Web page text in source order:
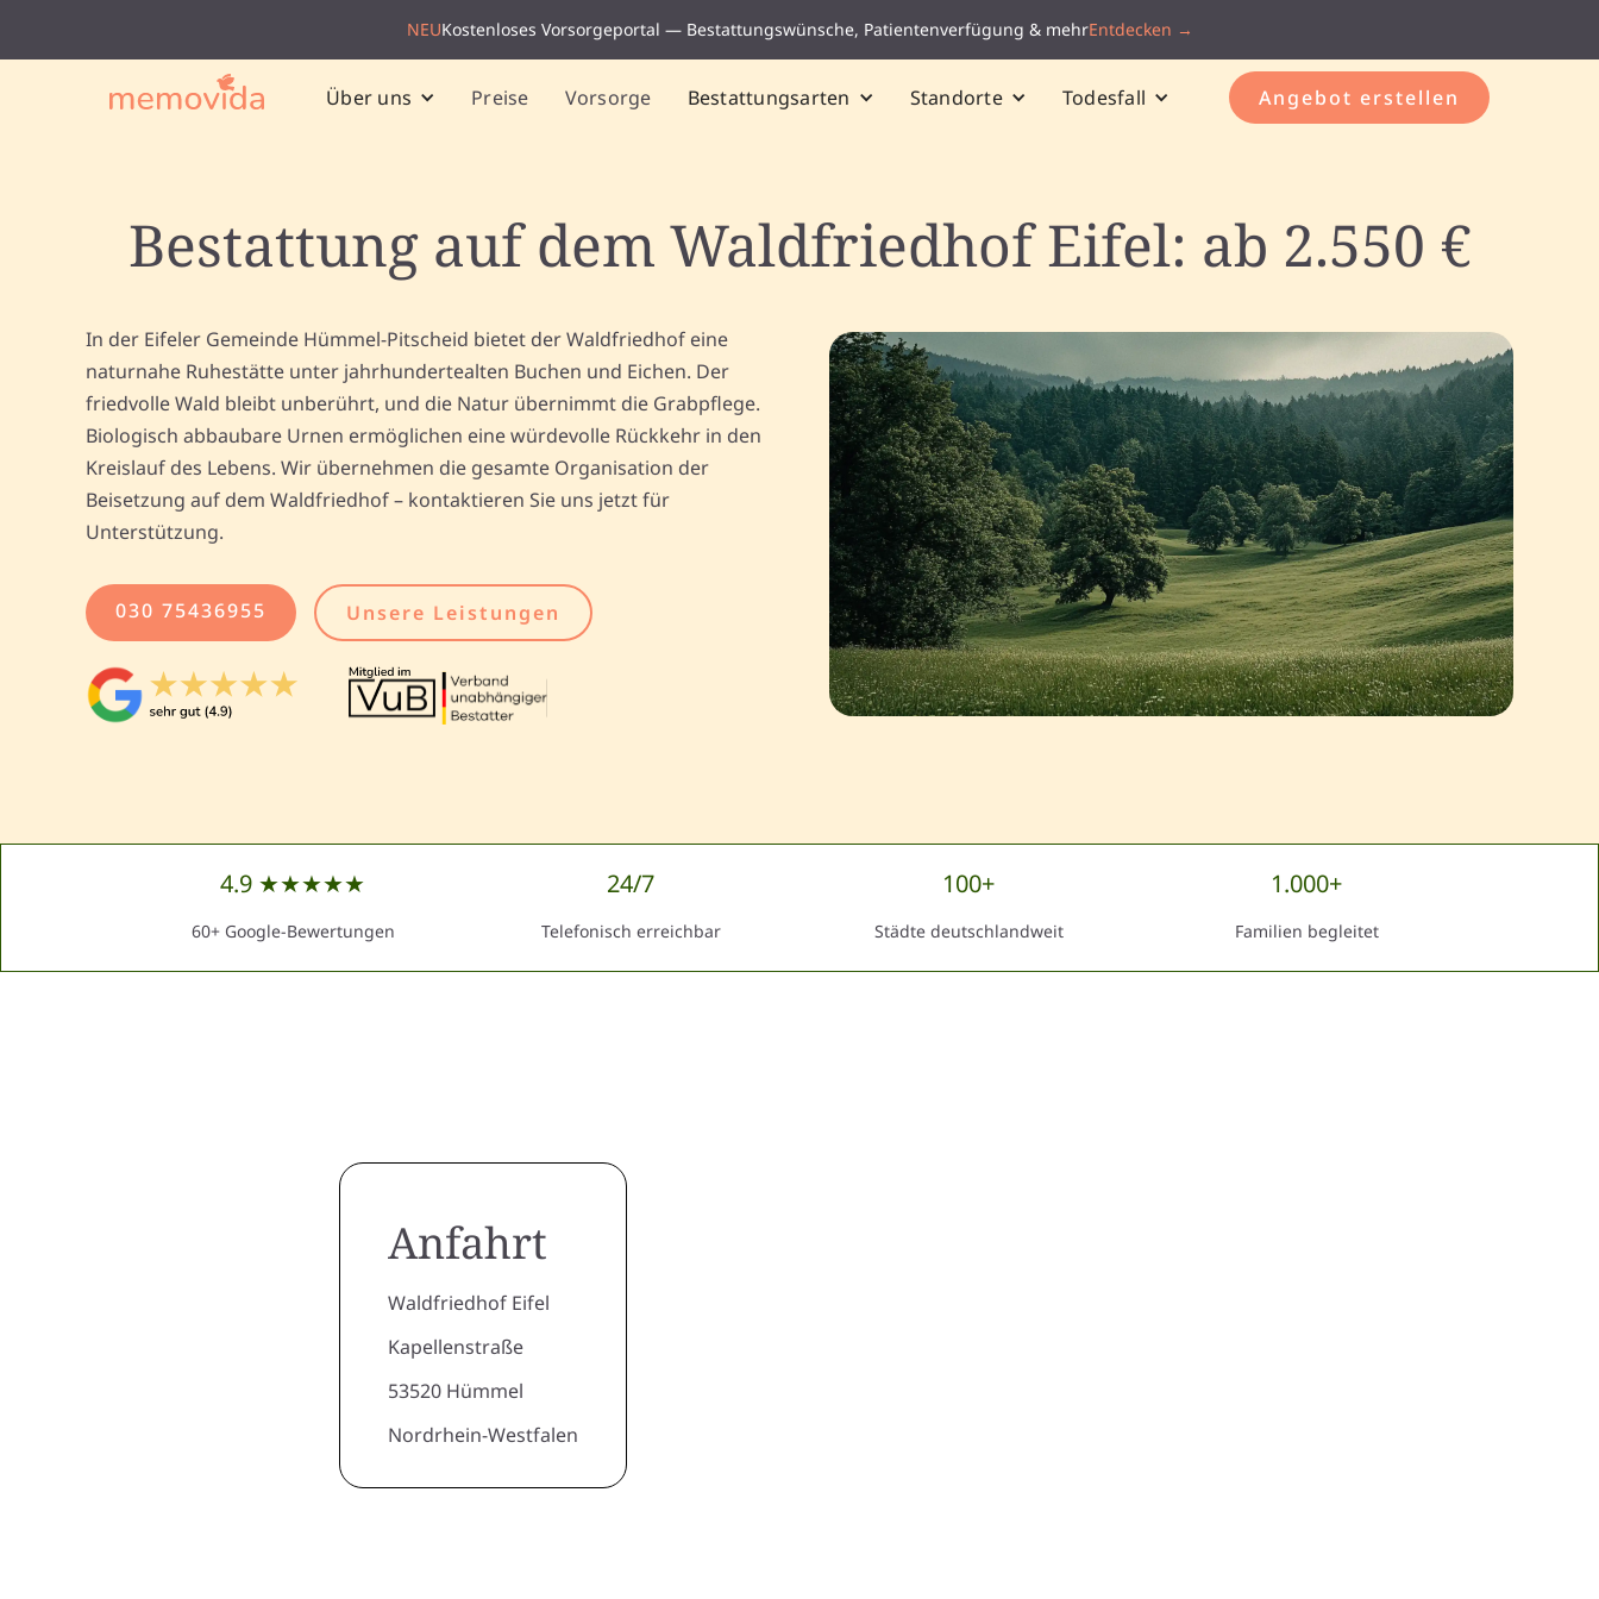
NEUKostenloses Vorsorgeportal — Bestattungswünsche, Patientenverfügung & mehrEntdecken →
Über uns Preise Vorsorge Bestattungsarten Standorte Todesfall Angebot erstellen
Bestattung auf dem Waldfriedhof Eifel: ab 2.550 €
In der Eifeler Gemeinde Hümmel-Pitscheid bietet der Waldfriedhof eine
naturnahe Ruhestätte unter jahrhundertealten Buchen und Eichen. Der
friedvolle Wald bleibt unberührt, und die Natur übernimmt die Grabpflege.
Biologisch abbaubare Urnen ermöglichen eine würdevolle Rückkehr in den
Kreislauf des Lebens. Wir übernehmen die gesamte Organisation der
Beisetzung auf dem Waldfriedhof – kontaktieren Sie uns jetzt für
Unterstützung.
030 75436955 Unsere Leistungen
4.9 ★★★★★
60+ Google-Bewertungen
24/7
Telefonisch erreichbar
100+
Städte deutschlandweit
1.000+
Familien begleitet
Anfahrt
Waldfriedhof Eifel
Kapellenstraße
53520 Hümmel
Nordrhein-Westfalen